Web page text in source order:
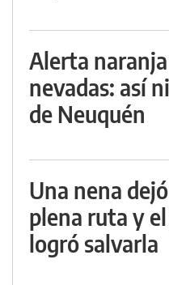
Alerta
nevadas: así
de Neuquén
Una nena
plena ruta y
logró salvarla